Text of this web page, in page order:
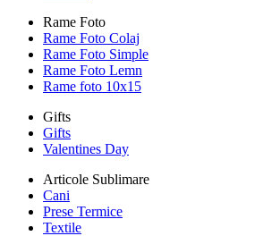
Rame Foto
Rame Foto Colaj
Rame Foto Simple
Rame Foto Lemn
Rame foto 10x15
Gifts
Gifts
Valentines Day
Articole Sublimare
Cani
Prese Termice
Textile